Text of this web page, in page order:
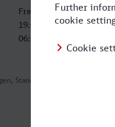
Stand: 2026-08-04 06:01
Freudenstadt Hbf
19.08.26
06:05